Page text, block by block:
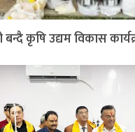
बन्दै कृषि उद्यम विकास